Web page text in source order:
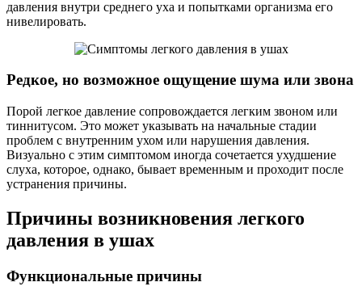
давления внутри среднего уха и попытками организма его
нивелировать.
Редкое, но возможное ощущение шума или звона
Порой легкое давление сопровождается легким звоном или
тиннитусом. Это может указывать на начальные стадии
проблем с внутренним ухом или нарушения давления.
Визуально с этим симптомом иногда сочетается ухудшение
слуха, которое, однако, бывает временным и проходит после
устранения причины.
Причины возникновения легкого
давления в ушах
Функциональные причины